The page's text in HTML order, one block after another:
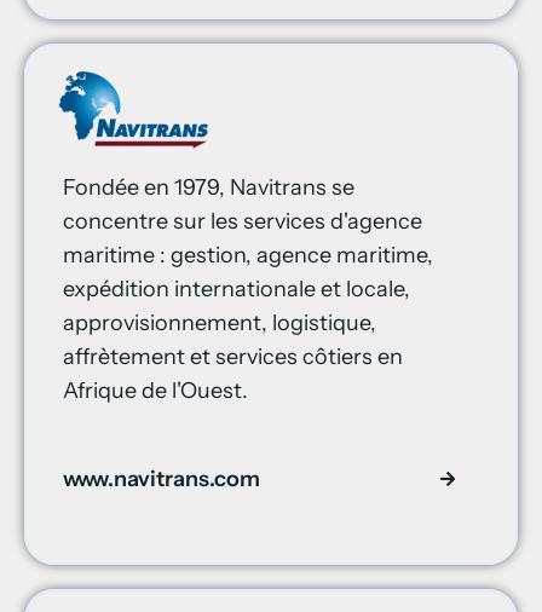
Fondée en 1979, Navitrans se
concentre sur les services d'agence
maritime : gestion, agence maritime,
expédition internationale et locale,
approvisionnement, logistique,
affrètement et services côtiers en
Afrique de l'Ouest.
www.navitrans.com